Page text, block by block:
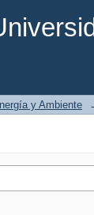
y Ambiente